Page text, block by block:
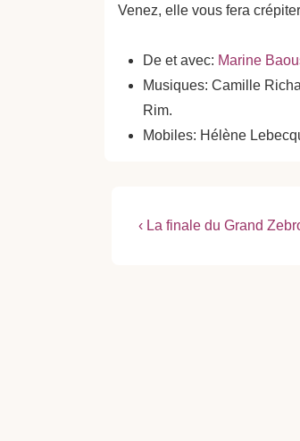
Venez, elle vous fera
De et avec: Marine
Musiques: Camille
Rim.
Mobiles: Hélène
Navigation
Previous
‹ La finale du Grand